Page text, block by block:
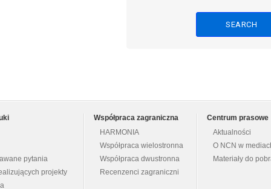
pytania
projekty
Współpraca zagraniczna
HARMONIA
Współpraca wielostronna
Współpraca dwustronna
Recenzenci zagraniczni
Centrum prasowe
Aktualności
O NCN w
Materiały do